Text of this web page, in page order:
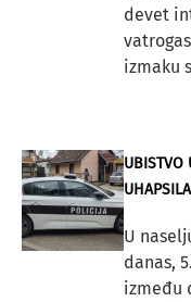
devet
izmaku
UBISTVO
U
danas,
između